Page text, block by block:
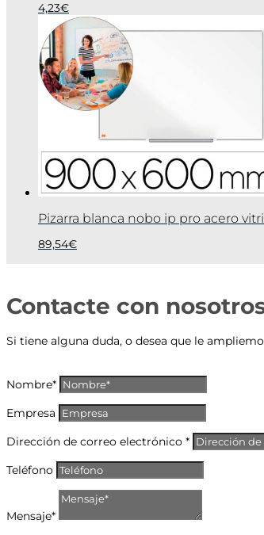
4,23€
Pizarra blanca nobo ip pro acero
89,54€
Contacte con
Si tiene alguna duda, o desea que le
Nombre*
Empresa
Dirección de correo electrónico *
Teléfono
Mensaje*